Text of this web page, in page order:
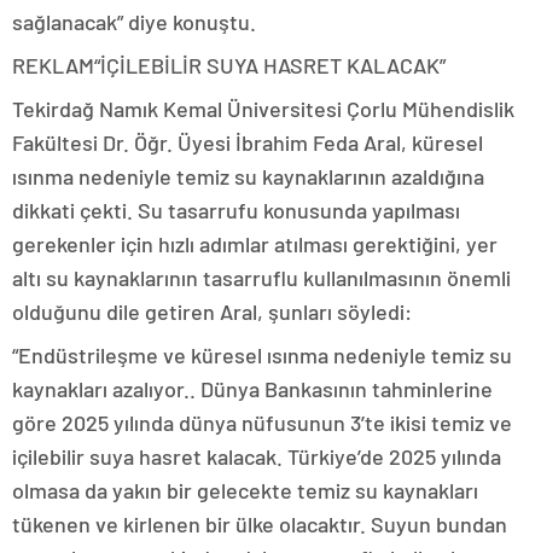
sağlanacak” diye konuştu.
REKLAM“İÇİLEBİLİR SUYA HASRET KALACAK”
Tekirdağ Namık Kemal Üniversitesi Çorlu Mühendislik
Fakültesi Dr. Öğr. Üyesi İbrahim Feda Aral, küresel
ısınma nedeniyle temiz su kaynaklarının azaldığına
dikkati çekti. Su tasarrufu konusunda yapılması
gerekenler için hızlı adımlar atılması gerektiğini, yer
altı su kaynaklarının tasarruflu kullanılmasının önemli
olduğunu dile getiren Aral, şunları söyledi:
“Endüstrileşme ve küresel ısınma nedeniyle temiz su
kaynakları azalıyor.. Dünya Bankasının tahminlerine
göre 2025 yılında dünya nüfusunun 3’te ikisi temiz ve
içilebilir suya hasret kalacak. Türkiye’de 2025 yılında
olmasa da yakın bir gelecekte temiz su kaynakları
tükenen ve kirlenen bir ülke olacaktır. Suyun bundan